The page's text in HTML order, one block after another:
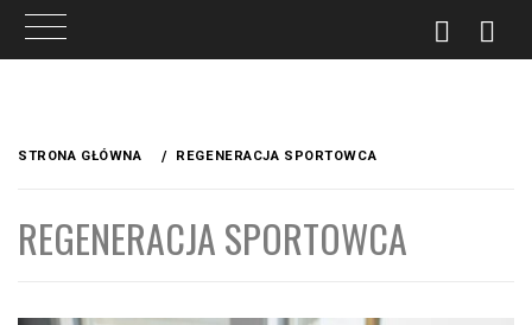
STRONA GŁÓWNA REGENERACJA SPORTOWCA
REGENERACJA SPORTOWCA